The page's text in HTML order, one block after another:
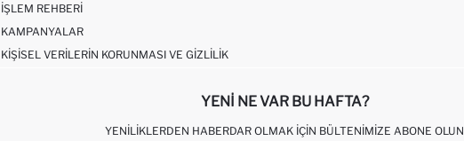
İŞLEM REHBERI
KAMPANYALAR
KIŞISEL VERILERIN KORUNMASI VE GIZLILIK
YENI NE VAR BU HAFTA?
YENILIKLERDEN HABERDAR OLMAK İÇIN BÜLTENIMIZE ABONE OLUN